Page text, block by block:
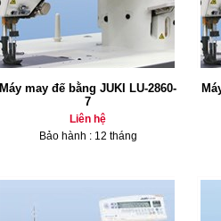
Máy may đế bằng JUKI LU-2860-
7
Liên hệ
Bảo hành : 12 tháng